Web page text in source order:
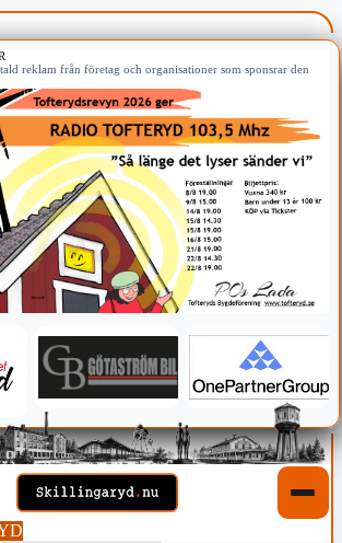
reklam från företag och organisationer som sponsrar den